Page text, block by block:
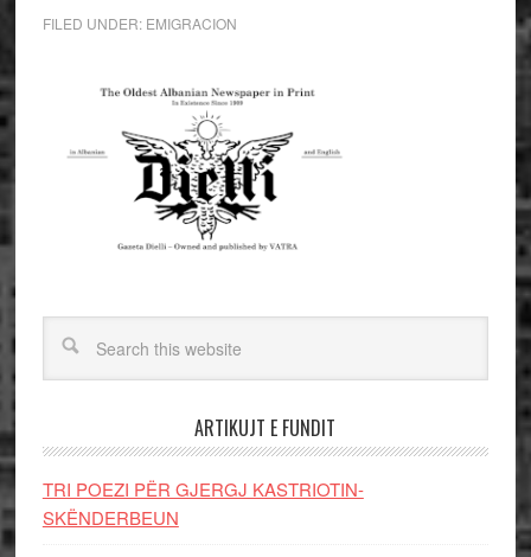
FILED UNDER: EMIGRACION
ARTIKUJT E FUNDIT
TRI POEZI PËR GJERGJ KASTRIOTIN-
SKËNDERBEUN